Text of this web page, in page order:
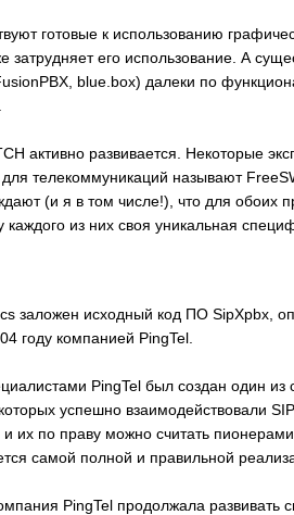
готовые к использованию
затрудняет его использование. А
blue.box) далеки по
активно развивается. Некоторые
телекоммуникаций называют
(и я в том числе!), что для обоих
каждого из них своя уникальная
заложен исходный код ПО SipXpbx,
году компанией PingTel.
PingTel был создан один
успешно взаимодействовали SIP
их по праву можно считать
самой полной и правильной
PingTel продолжала развивать